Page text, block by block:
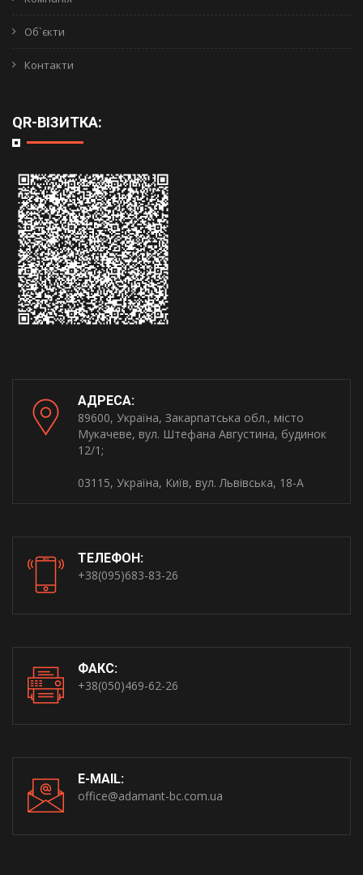
Об`єкти
Контакти
QR-ВІЗИТКА:
АДРЕСА:
89600, Україна, Закарпатська обл., місто
Мукачеве, вул. Штефана Августина, будинок
12/1;
03115, Україна, Київ, вул. Львівська, 18-А
ТЕЛЕФОН:
+38(095)683-83-26
ФАКС:
+38(050)469-62-26
E-MAIL:
office@adamant-bc.com.ua